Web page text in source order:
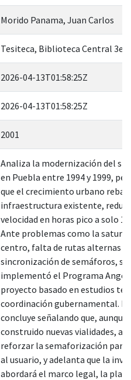
Morido Panama, Juan Carlos
Tesiteca, Biblioteca Central 3er.
2026-04-13T01:58:25Z
2026-04-13T01:58:25Z
2001
Analiza la modernización del
en Puebla entre 1994 y 1999,
que el crecimiento urbano
infraestructura existente,
velocidad en horas pico a solo
Ante problemas como la
centro, falta de rutas alternas y
sincronización de semáforos, se
implementó el Programa
proyecto basado en estudios
coordinación gubernamental.
concluye señalando que, aunque
construido nuevas vialidades,
reforzar la semaforización
al usuario, y adelanta que la
abordará el marco legal, la